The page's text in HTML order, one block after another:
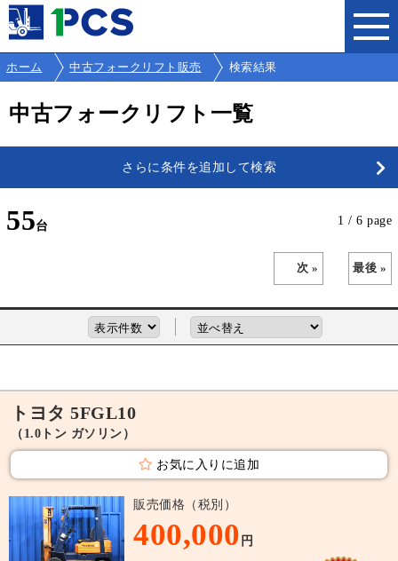
ホーム 中古フォークリフト販売 検索結果
中古フォークリフト一覧
さらに条件を追加して検索
55 1 / 6 page
次 » 最後 »
トヨタ 5FGL10
（1.0トン ガソリン）
お気に入りに追加
販売価格（税別）
400,000 円